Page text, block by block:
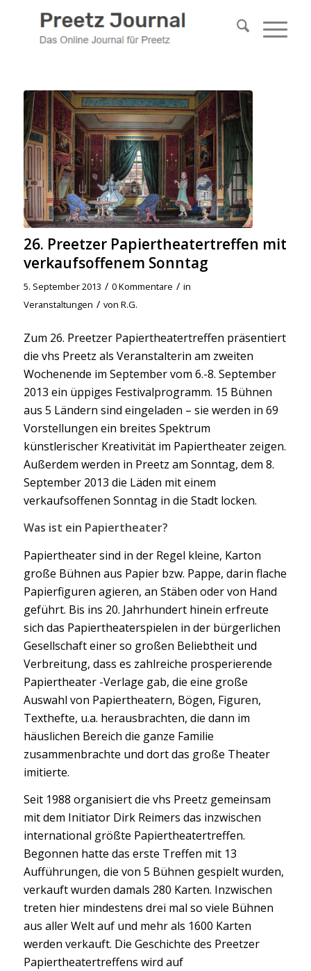
26. Preetzer Papiertheatertreffen mit
verkaufsoffenem Sonntag
5. September 2013 / 0 Kommentare / in
Veranstaltungen / von R.G.
Zum 26. Preetzer Papiertheatertreffen präsentiert
die vhs Preetz als Veranstalterin am zweiten
Wochenende im September vom 6.-8. September
2013 ein üppiges Festivalprogramm. 15 Bühnen
aus 5 Ländern sind eingeladen – sie werden in 69
Vorstellungen ein breites Spektrum
künstlerischer Kreativität im Papiertheater zeigen.
Außerdem werden in Preetz am Sonntag, dem 8.
September 2013 die Läden mit einem
verkaufsoffenen Sonntag in die Stadt locken.
Was ist ein Papiertheater?
Papiertheater sind in der Regel kleine, Karton
große Bühnen aus Papier bzw. Pappe, darin flache
Papierfiguren agieren, an Stäben oder von Hand
geführt. Bis ins 20. Jahrhundert hinein erfreute
sich das Papiertheaterspielen in der bürgerlichen
Gesellschaft einer so großen Beliebtheit und
Verbreitung, dass es zahlreiche prosperierende
Papiertheater -Verlage gab, die eine große
Auswahl von Papiertheatern, Bögen, Figuren,
Texthefte, u.a. herausbrachten, die dann im
häuslichen Bereich die ganze Familie
zusammenbrachte und dort das große Theater
imitierte.
Seit 1988 organisiert die vhs Preetz gemeinsam
mit dem Initiator Dirk Reimers das inzwischen
international größte Papiertheatertreffen.
Begonnen hatte das erste Treffen mit 13
Aufführungen, die von 5 Bühnen gespielt wurden,
verkauft wurden damals 280 Karten. Inzwischen
treten hier mindestens drei mal so viele Bühnen
aus aller Welt auf und mehr als 1600 Karten
werden verkauft. Die Geschichte des Preetzer
Papiertheatertreffens wird auf